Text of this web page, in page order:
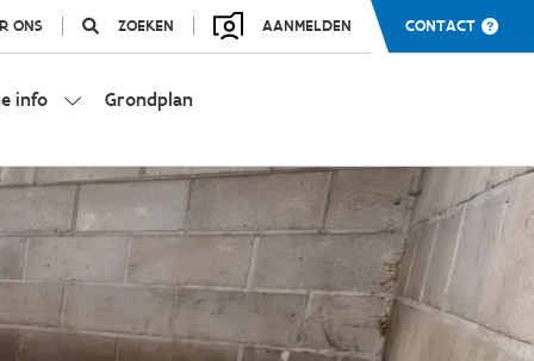
ONS ZOEKEN AANMELDEN CONTACT
info Grondplan